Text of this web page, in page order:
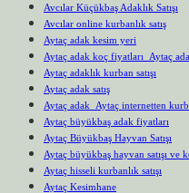
Avcılar Küçükbaş Adaklık Satışı
Avcılar online kurbanlık satış
Aytaç adak kesim yeri
Aytaç adak koç fiyatları Aytaç
Aytaç adaklık kurban satışı
Aytaç adak satış
Aytaç adak Aytaç internetten
Aytaç büyükbaş adak fiyatları
Aytaç Büyükbaş Hayvan Satışı
Aytaç büyükbaş hayvan satışı ve
Aytaç hisseli kurbanlık satışı
Aytaç Kesimhane